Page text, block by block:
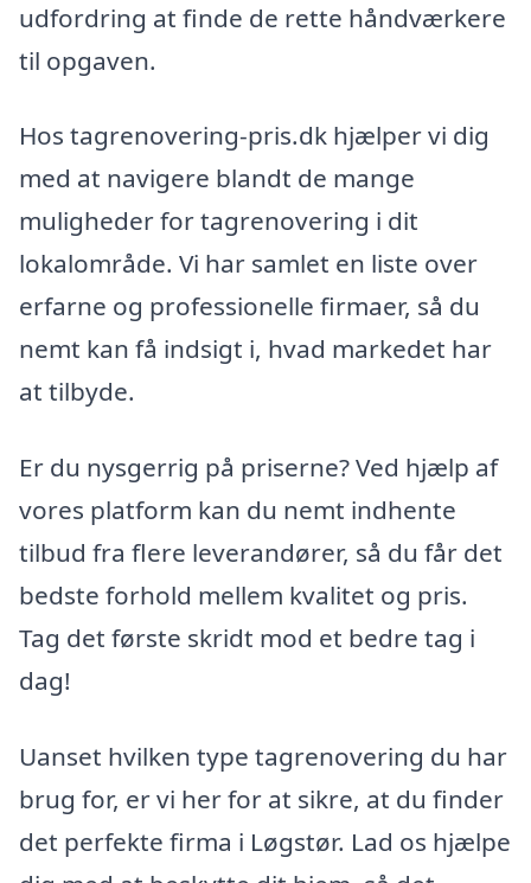
udfordring at finde de rette håndværkere
til opgaven.
Hos tagrenovering-pris.dk hjælper vi dig
med at navigere blandt de mange
muligheder for tagrenovering i dit
lokalområde. Vi har samlet en liste over
erfarne og professionelle firmaer, så du
nemt kan få indsigt i, hvad markedet har
at tilbyde.
Er du nysgerrig på priserne? Ved hjælp af
vores platform kan du nemt indhente
tilbud fra flere leverandører, så du får det
bedste forhold mellem kvalitet og pris.
Tag det første skridt mod et bedre tag i
dag!
Uanset hvilken type tagrenovering du har
brug for, er vi her for at sikre, at du finder
det perfekte firma i Løgstør. Lad os hjælpe